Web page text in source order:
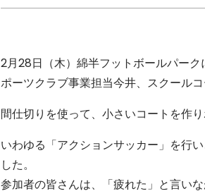
2月28日（木）綿半フットボールパー
ポーツクラブ事業担当今井、スクールコ
間仕切りを使って、小さいコートを作
いわゆる「アクションサッカー」を行
した。
参加者の皆さんは、「疲れた」と言い